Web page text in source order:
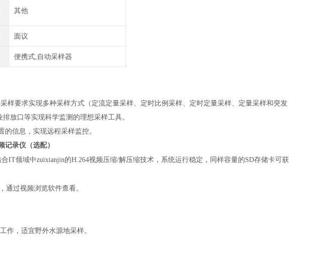
其他
面议
便携式,自动采样器
样要求实现多种采样方式（定流定量采样、定时比例采样、定时定量采样、定量采样和突发
放口等实现科学监测的理想采样工具。
信息，实现远程采样监控。
记录仪（选配）
IT领域中zuixianjin的H.264视频压缩/解压缩技术，系统运行稳定，同样容量的SD存储卡可获
通过视频浏览软件查看。
作，适宜野外水源地采样。